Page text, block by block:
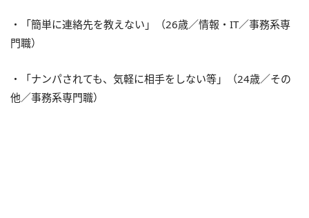
・「簡単に連絡先を教えない」（26歳／情報・IT／事務系専
門職）
・「ナンパされても、気軽に相手をしない等」（24歳／その
他／事務系専門職）